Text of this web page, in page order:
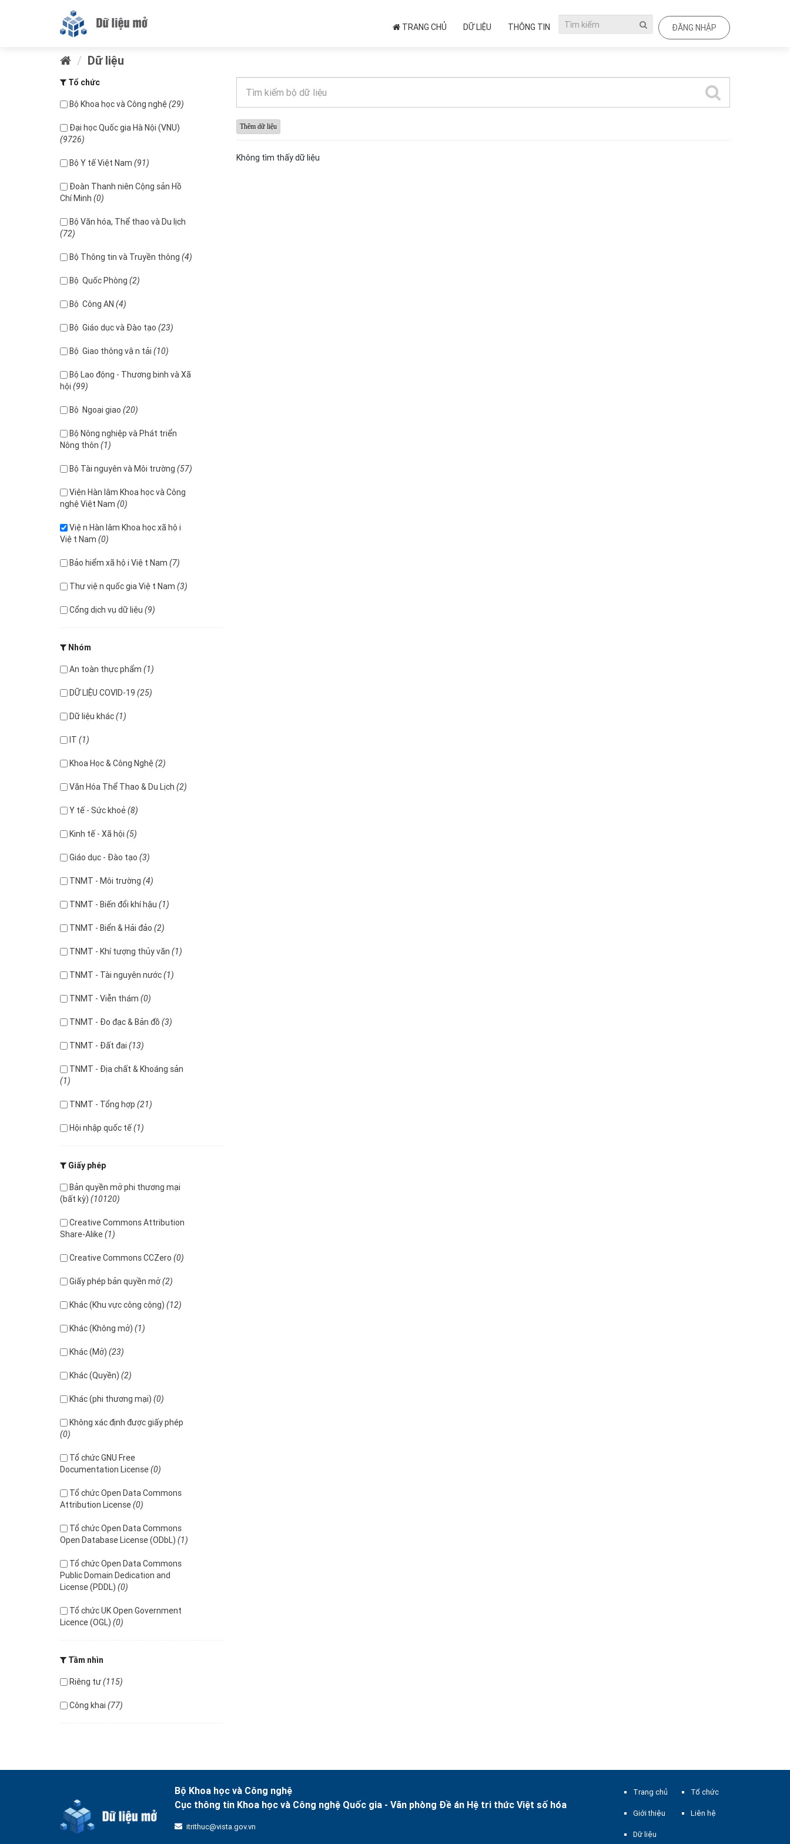
TRANG CHỦ DỮ LIỆU THÔNG TIN ĐĂNG NHẬP
Dữ liệu
Tổ chức
Bộ Khoa học và Công nghệ(29)
Đại học Quốc gia Hà Nội (VNU)
(9726)
Bộ Y tế Việt Nam (91)
Đoàn Thanh niên Cộng sản Hồ
Chí Minh (0)
Bộ Văn hóa, Thể thao và Du lịch
(72)
Bộ Thông tin và Truyền thông (4)
Bộ Quốc Phòng (2)
Bộ Công AN (4)
Bộ Giáo dục và Đào tạo (23)
Bộ Giao thông vận tải (10)
Bộ Lao động - Thương binh và Xã
hội (99)
Bộ Ngoại giao (20)
Bộ Nông nghiệp và Phát triển
Nông thôn (1)
Bộ Tài nguyên và Môi trường (57)
Viện Hàn lâm Khoa học và Công
nghệ Việt Nam (0)
Viện Hàn lâm Khoa học xã hội
Việt Nam (0)
Bảo hiểm xã hội Việt Nam (7)
Thư viện quốc gia Việt Nam (3)
Cổng dịch vụ dữ liệu (9)
Nhóm
An toàn thực phẩm (1)
DỮ LIỆU COVID-19 (25)
Dữ liệu khác(1)
IT (1)
Khoa Học & Công Nghệ(2)
Văn Hóa Thể Thao & Du Lịch (2)
Y tế - Sức khoẻ(8)
Kinh tế - Xã hội (5)
Giáo dục - Đào tạo (3)
TNMT - Môi trường (4)
TNMT - Biến đổi khí hậu (1)
TNMT - Biển & Hải đảo (2)
TNMT - Khí tượng thủy văn (1)
TNMT - Tài nguyên nước(1)
TNMT - Viễn thám (0)
TNMT - Đo đạc & Bản đồ (3)
TNMT - Đất đai (13)
TNMT - Địa chất & Khoáng sản
(1)
TNMT - Tổng hợp (21)
Hội nhập quốc tế(1)
Giấy phép
Bản quyền mở phi thương mại
(bất kỳ) (10120)
Creative Commons Attribution
Share-Alike(1)
Creative Commons CCZero (0)
Giấy phép bản quyền mở(2)
Khác (Khu vực công cộng) (12)
Khác (Không mở) (1)
Khác (Mở) (23)
Khác (Quyền) (2)
Khác (phi thương mại) (0)
Không xác định được giấy phép
(0)
Tổ chức GNU Free
Documentation License(0)
Tổ chức Open Data Commons
Attribution License(0)
Tổ chức Open Data Commons
Open Database License (ODbL) (1)
Tổ chức Open Data Commons
Public Domain Dedication and
License (PDDL) (0)
Tổ chức UK Open Government
Licence (OGL) (0)
Tầm nhìn
Riêng tư(115)
Công khai (77)
Không tìm thấy dữ liệu
Bộ Khoa học và Công nghệ
Cục thông tin Khoa học và Công nghệ Quốc gia - Văn phòng Đề án Hệ tri thức Việt số hóa
itrithuc@vista.gov.vn
Trang chủ
Giới thiệu
Dữ liệu
Tổ chức
Liên hệ